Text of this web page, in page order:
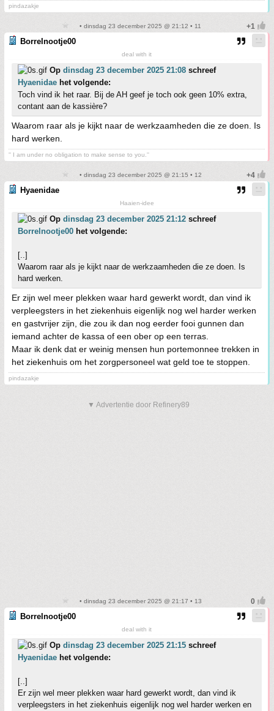
pindazakje
• dinsdag 23 december 2025 @ 21:12 • 11
Borrelnootje00
deal with it
Op dinsdag 23 december 2025 21:08 schreef
Hyaenidae het volgende:
Toch vind ik het raar. Bij de AH geef je toch ook geen 10% extra,
contant aan de kassière?
Waarom raar als je kijkt naar de werkzaamheden die ze doen. Is
hard werken.
'' I am under no obligation to make sense to you.''
• dinsdag 23 december 2025 @ 21:15 • 12
Hyaenidae
Haaien-idee
Op dinsdag 23 december 2025 21:12 schreef
Borrelnootje00 het volgende:
[..]
Waarom raar als je kijkt naar de werkzaamheden die ze doen. Is
hard werken.
Er zijn wel meer plekken waar hard gewerkt wordt, dan vind ik
verpleegsters in het ziekenhuis eigenlijk nog wel harder werken
en gastvrijer zijn, die zou ik dan nog eerder fooi gunnen dan
iemand achter de kassa of een ober op een terras.
Maar ik denk dat er weinig mensen hun portemonnee trekken in
het ziekenhuis om het zorgpersoneel wat geld toe te stoppen.
pindazakje
▼ Advertentie door Refinery89
• dinsdag 23 december 2025 @ 21:17 • 13
Borrelnootje00
deal with it
Op dinsdag 23 december 2025 21:15 schreef
Hyaenidae het volgende:
[..]
Er zijn wel meer plekken waar hard gewerkt wordt, dan vind ik
verpleegsters in het ziekenhuis eigenlijk nog wel harder werken en